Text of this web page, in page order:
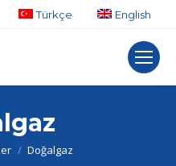
Türkçe English
Doğalgaz